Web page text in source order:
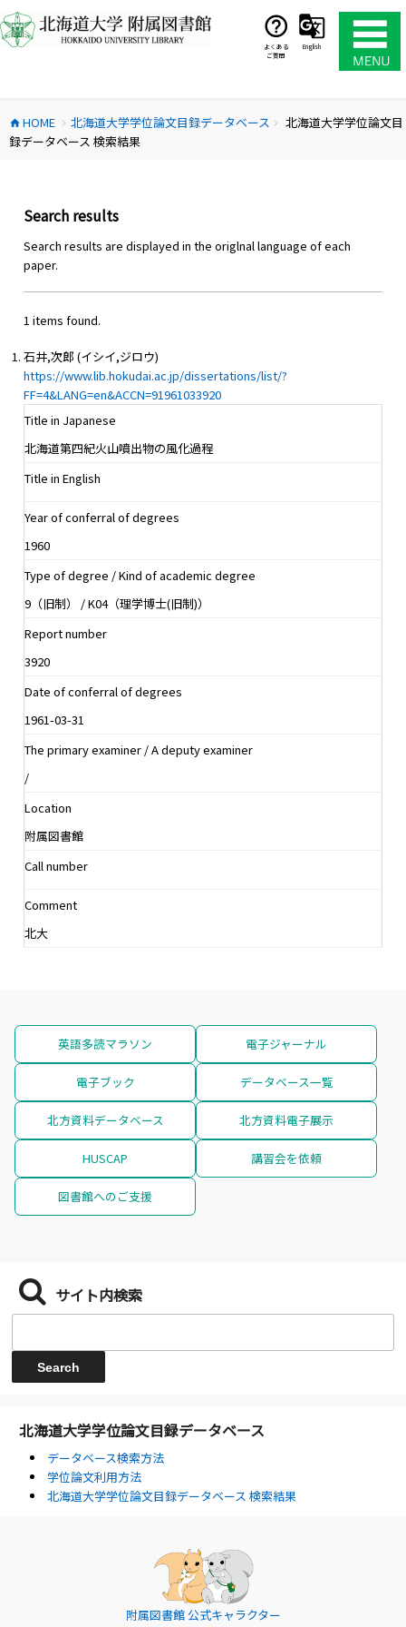
ン
テ
ス
キ
よくある
ご質問
English
home HOME chevron_right 北海道大学学位論文目録データベース chevron_right
北海道大学学位論文目
録データベース 検索結果
Search results
Search results are displayed in the origlnal language of each
paper.
1 items found.
石井,次郎 (イシイ,ジロウ)
https://www.lib.hokudai.ac.jp/dissertations/list/?
FF=4&LANG=en&ACCN=91961033920
Title in Japanese
北海道第四紀火山噴出物の風化過程
Title in English
Year of conferral of degrees
1960
Type of degree / Kind of academic degree
9（旧制） / K04（理学博士(旧制)）
Report number
3920
Date of conferral of degrees
1961-03-31
The primary examiner / A deputy examiner
/
Location
附属図書館
Call number
Comment
北大
英語多読マラソン 電子ジャーナル
電子ブック データベース一覧
北方資料データベース 北方資料電子展示
HUSCAP 講習会を依頼
図書館へのご支援
サイト内検索
北海道大学学位論文目録データベース
データベース検索方法
学位論文利用方法
北海道大学学位論文目録データベース 検索結果
附属図書館 公式キャラクター